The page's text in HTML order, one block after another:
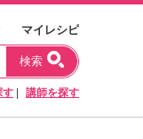
マイレシピ
検索
す 講師を探す